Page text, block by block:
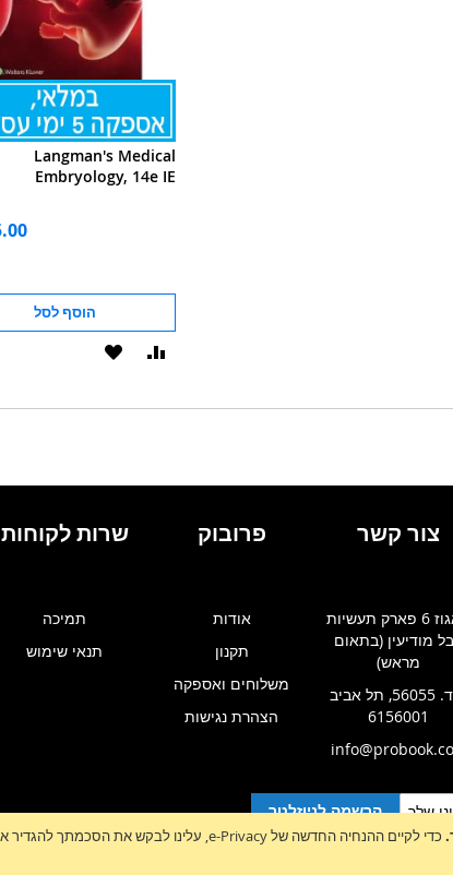
כדי לקיים ההנחיה החדשה של e-Privacy, עלינו לבקש את הסכמתך להגדיר את ה-Cookies.
Langman's Medical
Embryology, 14e IE
הוסף לסל
הוסף
הרשמה לניוזלטר
צור קשר
האגוז 6 פארק תעשיות
מודיעין (בתאום
מראש)
ת.ד. 56055, תל אביב
6156001
פרובוק
אודות
תקנון
משלוחים ואספקה
הצהרת נגישות
שרות לקוחות
תמיכה
תנאי שימוש